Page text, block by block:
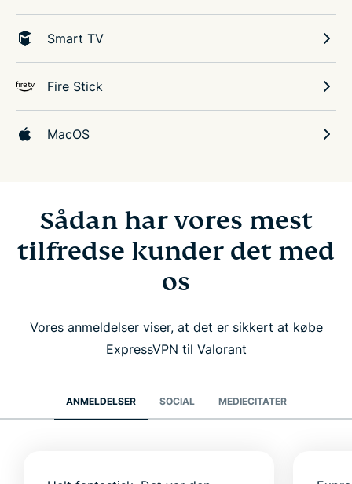
Smart TV
Fire Stick
MacOS
Sådan har vores mest
tilfredse kunder det med
os
Vores anmeldelser viser, at det er sikkert at købe
ExpressVPN til Valorant
ANMELDELSER SOCIAL MEDIECITATER